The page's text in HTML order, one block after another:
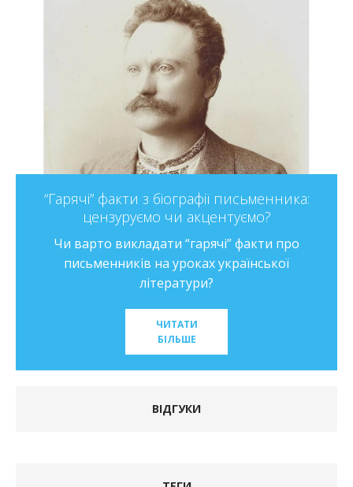
“Гарячі” факти з біографії письменника:
цензуруємо чи акцентуємо?
Чи варто викладати “гарячі” факти про
письменників на уроках української
літератури?
ЧИТАТИ
БІЛЬШЕ
ВІДГУКИ